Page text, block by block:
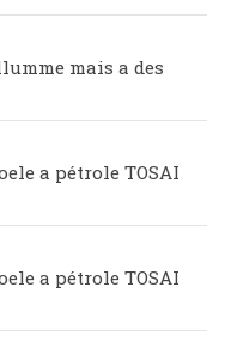
mais a des
a pétrole TOSAI
a pétrole TOSAI